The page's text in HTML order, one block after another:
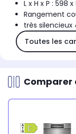
L x H x P : 598
Rangement
très silencieux
Toutes les
Comparer